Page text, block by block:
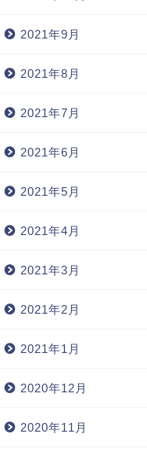
2021年9月
2021年8月
2021年7月
2021年6月
2021年5月
2021年4月
2021年3月
2021年2月
2021年1月
2020年12月
2020年11月